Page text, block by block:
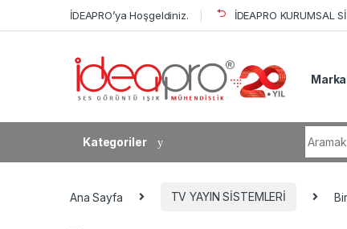
Skip to navigation
Skip to contentİDEAPRO’ya Hoşgeldiniz. İDEAPRO KURUMSAL
Kategoriler
Ana Sayfa TV YAYIN SİSTEMLERİ